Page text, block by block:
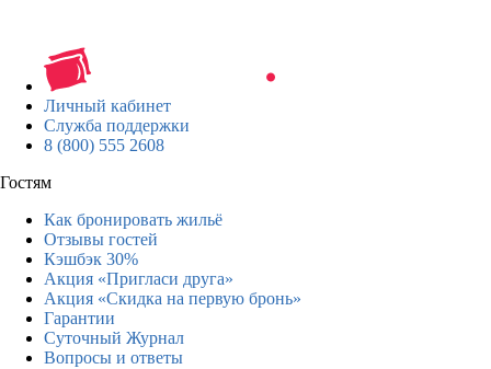
Личный кабинет
Служба поддержки
8 (800) 555 2608
Гостям
Как бронировать жильё
Отзывы гостей
Кэшбэк 30%
Акция «Пригласи друга»
Акция «Скидка на первую бронь»
Гарантии
Суточный Журнал
Вопросы и ответы